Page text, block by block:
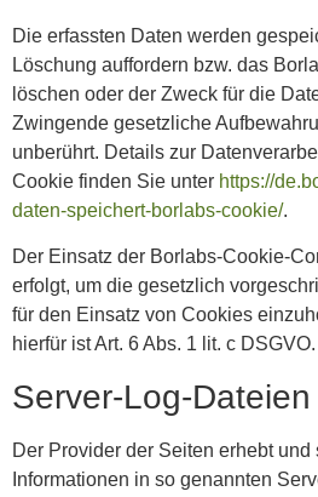
Die erfassten Daten werden
Löschung auffordern bzw. das
löschen oder der Zweck für die
Zwingende gesetzliche
unberührt. Details zur
Cookie finden Sie unter https://
daten-speichert-borlabs-cookie/.
Der Einsatz der Borlabs-Cookie-
erfolgt, um die gesetzlich
für den Einsatz von Cookies
hierfür ist Art. 6 Abs. 1 lit. c DSGVO.
Server-Log-Dateien
Der Provider der Seiten erhebt
Informationen in so genannten